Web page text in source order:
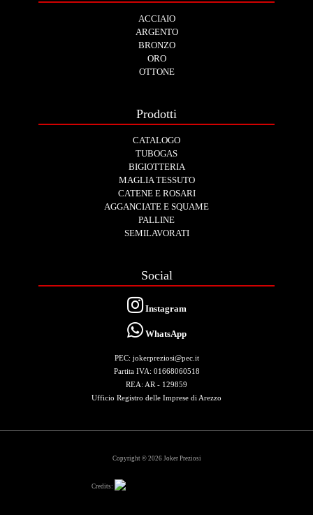
ACCIAIO
ARGENTO
BRONZO
ORO
OTTONE
Prodotti
CATALOGO
TUBOGAS
BIGIOTTERIA
MAGLIA TESSUTO
CATENE E ROSARI
AGGANCIATE E SQUAME
PALLINE
SEMILAVORATI
Social
Instagram
WhatsApp
PEC: jokerpreziosi@pec.it
Partita IVA: 01668060518
REA: AR - 129859
Ufficio Registro delle Imprese di Arezzo
Copyright © 2026 Joker Preziosi
Credits: